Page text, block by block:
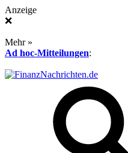
Anzeige
❌
Mehr »
Ad hoc-Mitteilungen: